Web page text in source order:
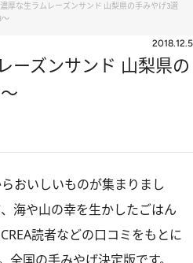
厚な生ラムレーズンサンド 山梨県の手みやげ3選
～
2018.12.5
ーズンサンド 山梨県の
おいしいものが集まりまし
海や山の幸を生かしたごはん
読者などの口コミをもとに